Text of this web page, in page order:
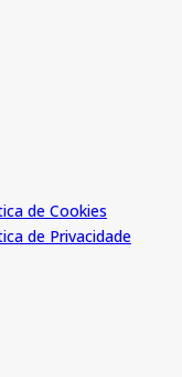
de Cookies
de Privacidade